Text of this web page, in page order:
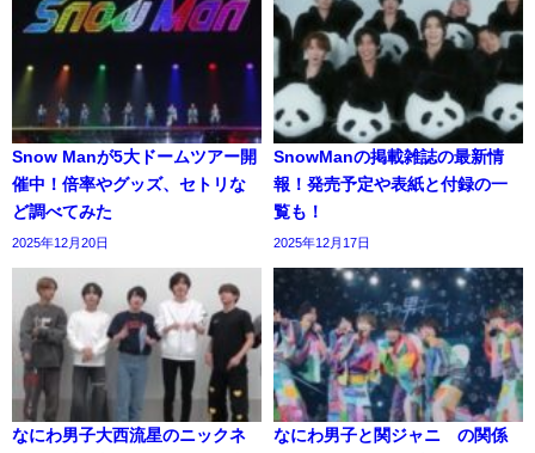
Snow Manが5大ドームツアー開
催中！倍率やグッズ、セトリな
ど調べてみた
2025年12月20日
SnowManの掲載雑誌の最新情
報！発売予定や表紙と付録の一
覧も！
2025年12月17日
なにわ男子大西流星のニックネ
なにわ男子と関ジャニ∞の関係